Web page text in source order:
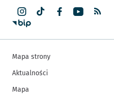
Mapa strony
Aktualności
Mapa